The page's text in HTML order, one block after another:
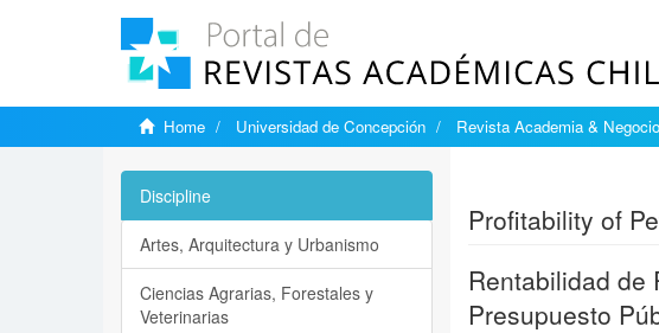
Home Universidad de Concepción Revista Academia &
Profitability of
Rentabilidad de
Presupuesto
Discipline
Artes, Arquitectura y Urbanismo
Ciencias Agrarias, Forestales y
Veterinarias